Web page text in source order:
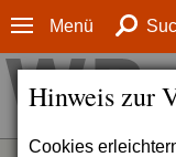
Hinweis zur
Cookies
Menü